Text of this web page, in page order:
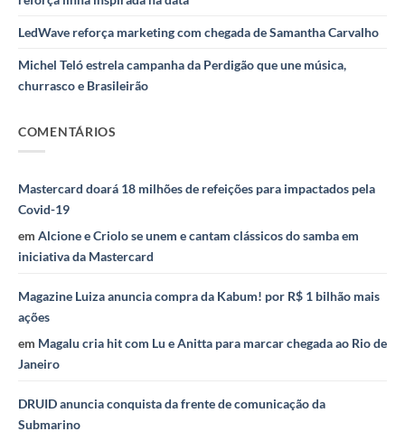
LedWave reforça marketing com chegada de Samantha Carvalho
Michel Teló estrela campanha da Perdigão que une música,
churrasco e Brasileirão
COMENTÁRIOS
Mastercard doará 18 milhões de refeições para impactados pela
Covid-19
em Alcione e Criolo se unem e cantam clássicos do samba em
iniciativa da Mastercard
Magazine Luiza anuncia compra da Kabum! por R$ 1 bilhão mais
ações
em Magalu cria hit com Lu e Anitta para marcar chegada ao Rio de
Janeiro
DRUID anuncia conquista da frente de comunicação da
Submarino